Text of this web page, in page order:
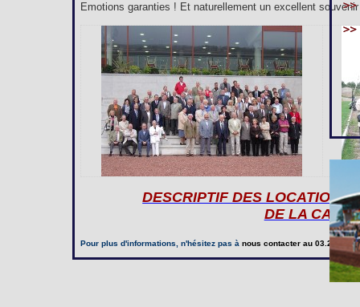
Emotions garanties ! Et naturellement un excellent
DESCRIPTIF DES LOCATIONS
DE LA
Pour plus d'informations, n'hésitez pas à nous contacterau